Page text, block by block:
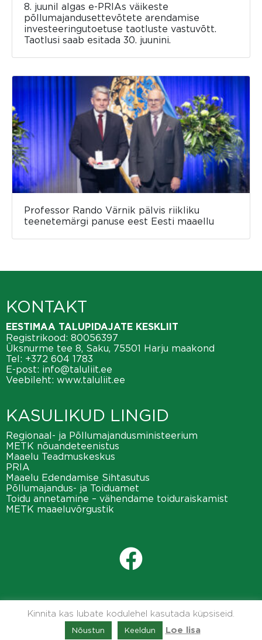
8. juunil algas e-PRIAs väikeste
põllumajandusettevõtete arendamise
investeeringutoetuse taotluste vastuvõtt.
Taotlusi saab esitada 30. juunini.
Professor Rando Värnik pälvis riikliku
teenetemärgi panuse eest Eesti maaellu
KONTAKT
EESTIMAA TALUPIDAJATE KESKLIIT
Registrikood: 80056397
Üksnurme tee 8, Saku, 75501 Harju maakond
Tel: +372 604 1783
E-post: info@taluliit.ee
Veebileht: www.taluliit.ee
KASULIKUD LINGID
Regionaal- ja Põllumajandusministeerium
METK nõuandeteenistus
Maaelu Teadmuskeskus
PRIA
Maaelu Edendamise Sihtasutus
Põllumajandus- ja Toiduamet
Toidu annetamine – vähendame toiduraiskamist
METK maaeluvõrgustik
Kinnita kas lubate kodulehel kasutada küpsiseid.
Nõustun Keeldun Loe lisa